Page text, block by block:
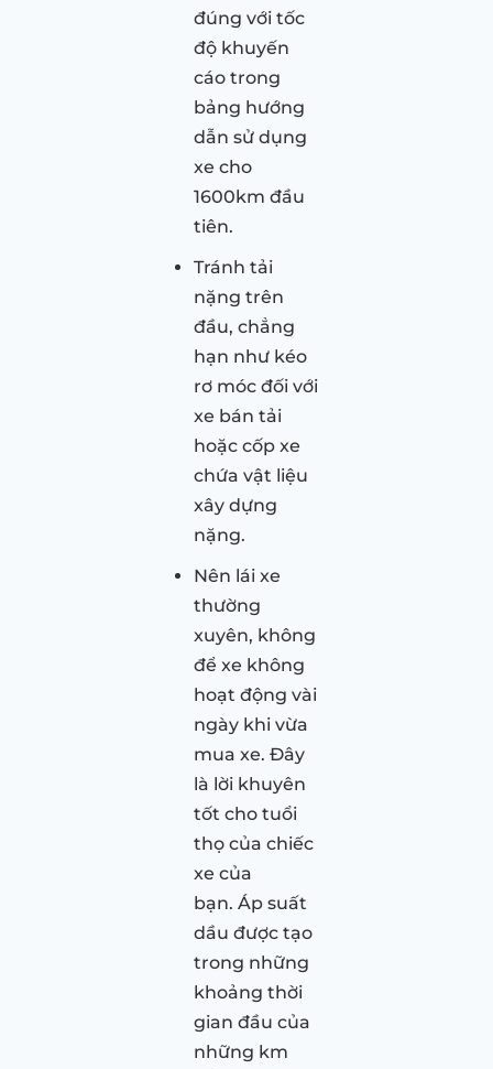
đúng với tốc
độ khuyến
cáo trong
bảng hướng
dẫn sử dụng
xe cho
1600km đầu
tiên.
Tránh tải
nặng trên
đầu, chẳng
hạn như kéo
rơ móc đối với
xe bán tải
hoặc cốp xe
chứa vật liệu
xây dựng
nặng.
Nên lái xe
thường
xuyên, không
để xe không
hoạt động vài
ngày khi vừa
mua xe. Đây
là lời khuyên
tốt cho tuổi
thọ của chiếc
xe của
bạn. Áp suất
dầu được tạo
trong những
khoảng thời
gian đầu của
những km